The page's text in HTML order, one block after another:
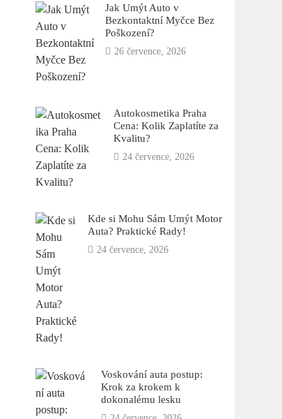
Jak Umýt Auto v
Bezkontaktní Myčce Bez
Poškození?
26 července, 2026
Autokosmetika Praha
Cena: Kolik Zaplatíte za
Kvalitu?
24 července, 2026
Kde si Mohu Sám Umýt Motor
Auta? Praktické Rady!
24 července, 2026
Voskování auta postup:
Krok za krokem k
dokonalému lesku